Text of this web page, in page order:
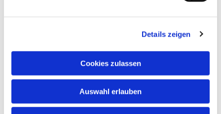
Details zeigen
Cookies zulassen
Auswahl erlauben